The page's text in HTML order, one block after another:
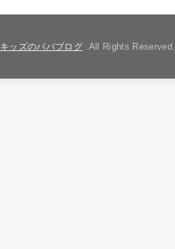
ッズのパパブログ.All Rights Reserved.